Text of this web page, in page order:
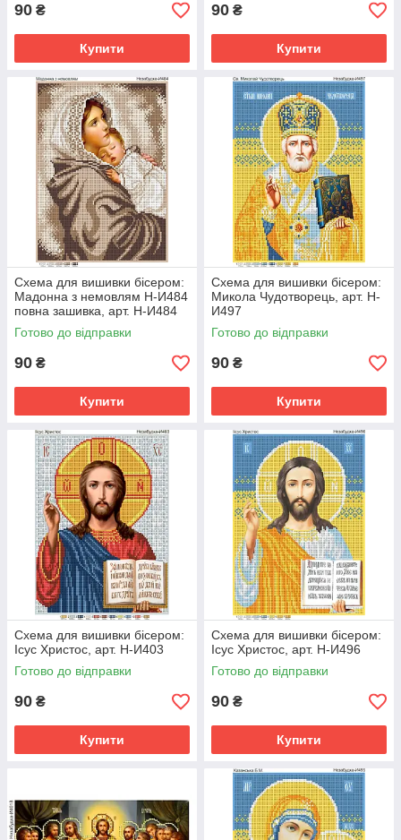
90 ₴
Купити
90 ₴
Купити
Схема для вишивки бісером:
Мадонна з немовлям Н-И484
повна зашивка, арт. Н-И484
Готово до відправки
90 ₴
Купити
Схема для вишивки бісером:
Микола Чудотворець, арт. Н-
И497
Готово до відправки
90 ₴
Купити
Схема для вишивки бісером:
Ісус Христос, арт. Н-И403
Готово до відправки
90 ₴
Купити
Схема для вишивки бісером:
Ісус Христос, арт. Н-И496
Готово до відправки
90 ₴
Купити